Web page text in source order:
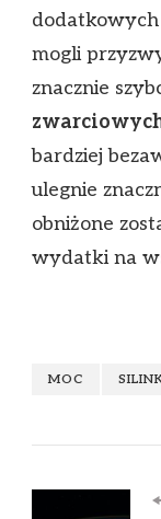
dodatkowych
mogli
znacznie
bardziej
ulegnie
obniżone
wydatki na
MOC